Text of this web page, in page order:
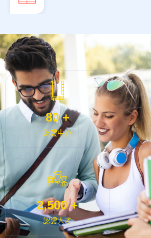
80+
認證中心
2,500+
認證人才